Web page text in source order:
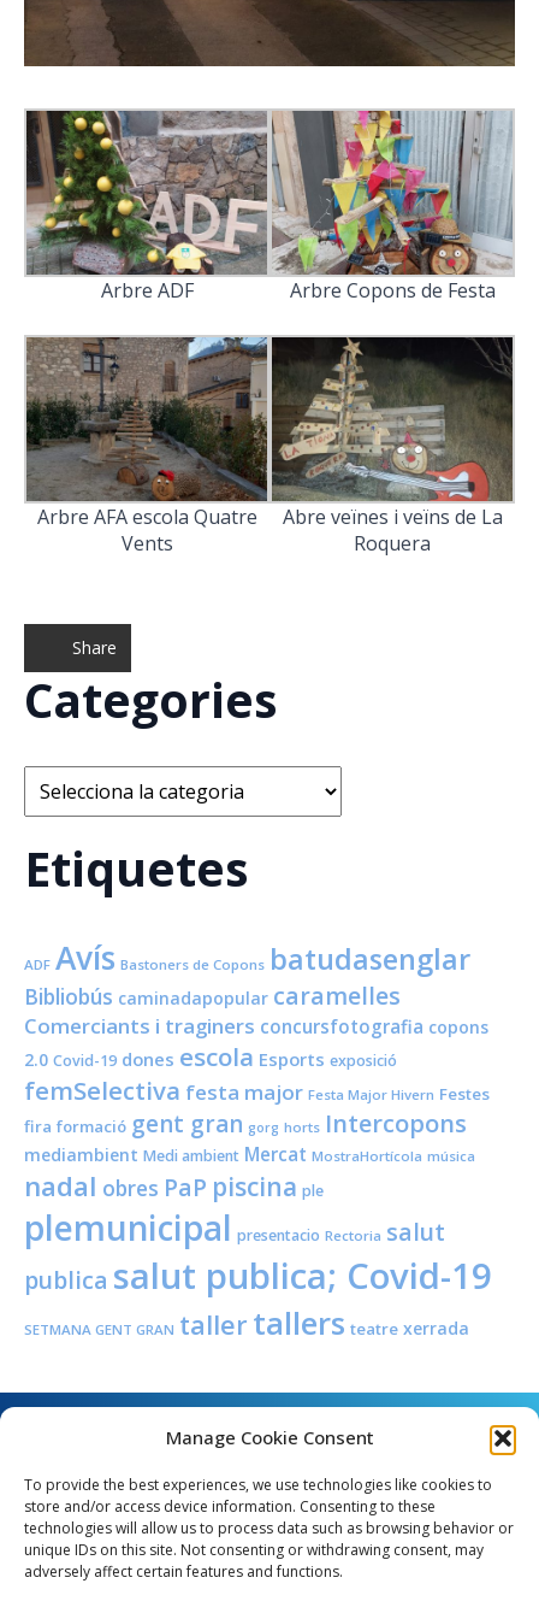
Manage Cookie Consent
To provide the best experiences, we use technologies like cookies to
store and/or access device information. Consenting to these
technologies will allow us to process data such as browsing behavior or
unique IDs on this site. Not consenting or withdrawing consent, may
adversely affect certain features and functions.
Arbre ADF Arbre Copons de Festa
Arbre AFA escola Quatre
Vents
Abre veïnes i veïns de La
Roquera
Share
Categories
Categories
Etiquetes
ADF Avís Bastoners de Copons batudasenglar
Bibliobús caminadapopular caramelles
Comerciants i traginers concursfotografia copons
2.0 Covid-19 dones escola Esports exposició
femSelectiva festa major Festa Major Hivern Festes
fira formació gent gran gorg horts Intercopons
mediambient Medi ambient Mercat MostraHortícola música
nadal obres PaP piscina ple
plemunicipal presentacio Rectoria salut
publica salut publica; Covid-19
SETMANA GENT GRAN taller tallers teatre xerrada
Angel Guimerà, 8 - 08289 Copons